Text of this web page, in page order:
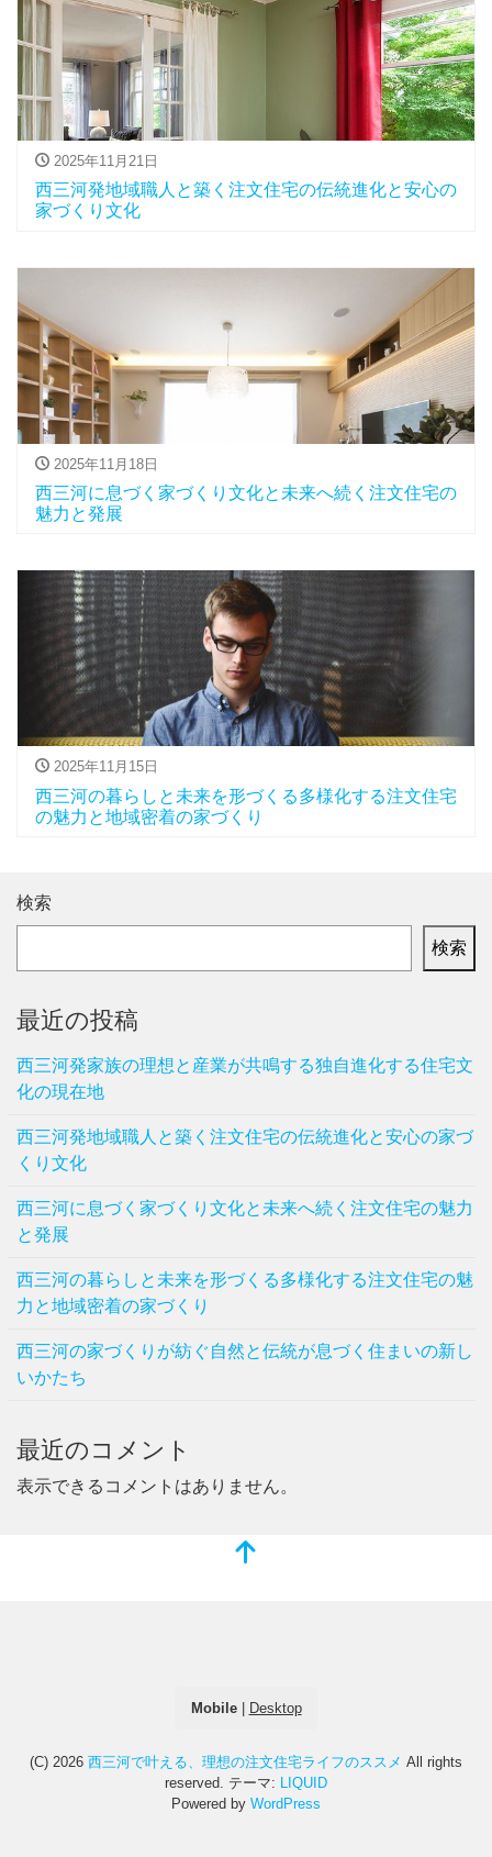
2025年11月21日
西三河発地域職人と築く注文住宅の伝統進化と安心の
家づくり文化
2025年11月18日
西三河に息づく家づくり文化と未来へ続く注文住宅の
魅力と発展
2025年11月15日
西三河の暮らしと未来を形づくる多様化する注文住宅
の魅力と地域密着の家づくり
検索
検索
最近の投稿
西三河発家族の理想と産業が共鳴する独自進化する住宅文
化の現在地
西三河発地域職人と築く注文住宅の伝統進化と安心の家づ
くり文化
西三河に息づく家づくり文化と未来へ続く注文住宅の魅力
と発展
西三河の暮らしと未来を形づくる多様化する注文住宅の魅
力と地域密着の家づくり
西三河の家づくりが紡ぐ自然と伝統が息づく住まいの新し
いかたち
最近のコメント
表示できるコメントはありません。
Mobile| Desktop
(C) 2026 西三河で叶える、理想の注文住宅ライフのススメ All rights
reserved. テーマ:
LIQUID
Powered by WordPress